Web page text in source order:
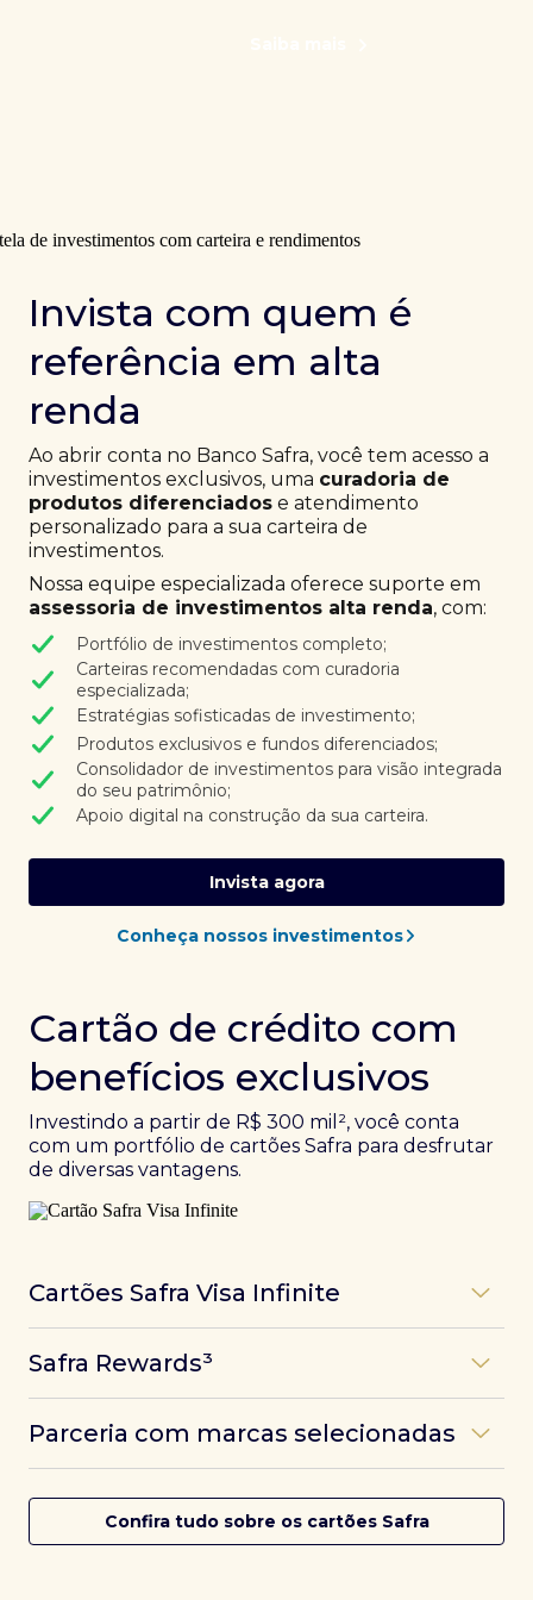
Invista com quem é
referência em alta
renda
Ao abrir conta no Banco Safra, você tem acesso a
investimentos exclusivos, uma curadoria de
produtos diferenciados e atendimento
personalizado para a sua carteira de
investimentos.
Nossa equipe especializada oferece suporte em
assessoria de investimentos alta renda, com:
Portfólio de investimentos completo;
Carteiras recomendadas com curadoria
especializada;
Estratégias sofisticadas de investimento;
Produtos exclusivos e fundos diferenciados;
Consolidador de investimentos para visão integrada
do seu patrimônio;
Apoio digital na construção da sua carteira.
Invista agora
Conheça nossos investimentos
Cartão de crédito com
benefícios exclusivos
Investindo a partir de R$ 300 mil², você conta
com um portfólio de cartões Safra para desfrutar
de diversas vantagens.
Cartões Safra Visa Infinite
experiências refinadas a benefícios únicos, como
converte seus investimentos em limite no cartão e
conta com acesso a mais de 1.400 salas VIP Dragon
Pass ao redor do mundo.
Safra Rewards³
das melhores pontuações do mercado.
Parceria com marcas selecionadas
cartões Safra.
Confira tudo sobre os cartões Safra